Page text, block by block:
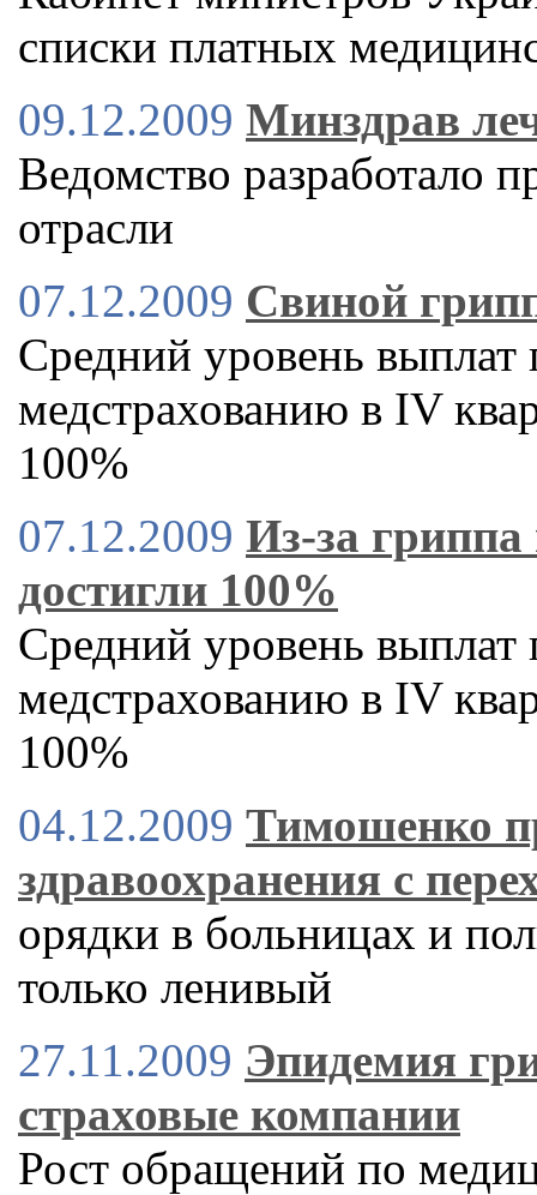
списки платных
09.12.2009 Минздрав
Ведомство разработало
отрасли
07.12.2009 Свиной
Средний уровень
медстрахованию в IV
100%
07.12.2009 Из-за
достигли 100%
Средний уровень
медстрахованию в IV
100%
04.12.2009 Тимошенко
здравоохранения с
орядки в больницах и
только ленивый
27.11.2009 Эпидемия
страховые компании
Рост обращений по